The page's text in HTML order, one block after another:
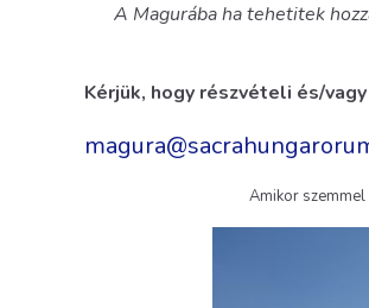
A Magurába ha tehetitek
Kérjük, hogy részvételi és/
Amikor